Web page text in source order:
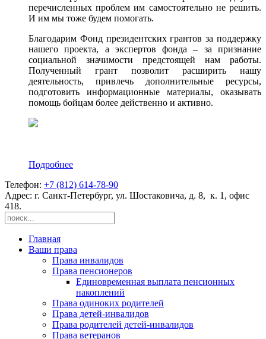
перечисленных проблем им самостоятельно не решить.
И им мы тоже будем помогать.
Благодарим Фонд президентских грантов за поддержку
нашего проекта, а экспертов фонда – за признание
социальной значимости предстоящей нам работы.
Полученный грант позволит расширить нашу
деятельность, привлечь дополнительные ресурсы,
подготовить информационные материалы, оказывать
помощь бойцам более действенно и активно.
Подробнее
Телефон: +7 (812) 614-78-90
Адрес: г. Санкт-Петербург, ул. Шостаковича, д. 8, к. 1, офис
418.
Главная
Ваши права
Права инвалидов
Права пенсионеров
Единовременная выплата пенсионных
накоплений
Права одиноких родителей
Права детей-инвалидов
Права родителей детей-инвалидов
Права ветеранов